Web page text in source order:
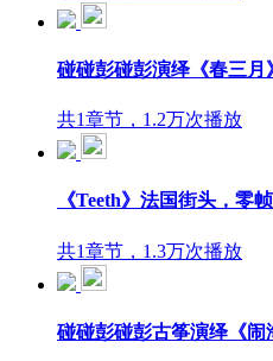
碰碰彭碰彭演绎《春三
共1章节，1.2万次播放
《Teeth》法国街头，零
共1章节，1.3万次播放
碰碰彭碰彭古筝演绎《闹